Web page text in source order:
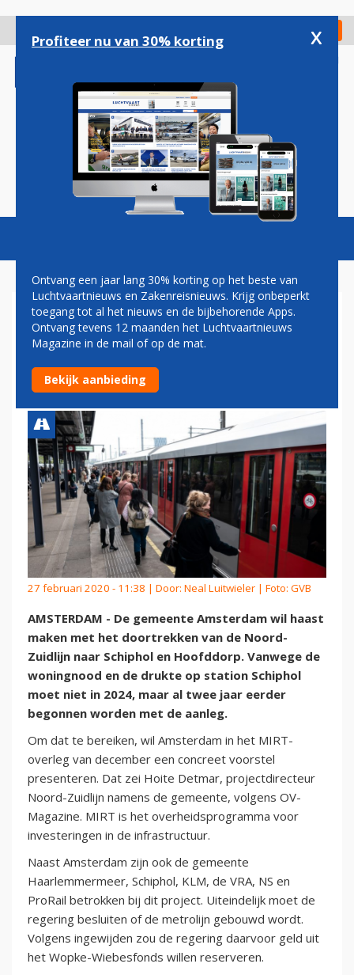
gaan
Check in
Magazine Podcasts Vacatures
AMSTERDAM WIL HAAST
MAKEN MET AANLEG
METROLIJN NAAR SCHIPHOL
27 februari 2020 - 11:38 | Door: Neal Luitwieler | Foto: GVB
AMSTERDAM - De gemeente Amsterdam wil haast
maken met het doortrekken van de Noord-
Zuidlijn naar Schiphol en Hoofddorp. Vanwege de
woningnood en de drukte op station Schiphol
moet niet in 2024, maar al twee jaar eerder
begonnen worden met de aanleg.
Om dat te bereiken, wil Amsterdam in het MIRT-
overleg van december een concreet voorstel
presenteren. Dat zei Hoite Detmar, projectdirecteur
Noord-Zuidlijn namens de gemeente, volgens OV-
Magazine. MIRT is het overheidsprogramma voor
investeringen in de infrastructuur.
Naast Amsterdam zijn ook de gemeente
Haarlemmermeer, Schiphol, KLM, de VRA, NS en
ProRail betrokken bij dit project. Uiteindelijk moet de
regering besluiten of de metrolijn gebouwd wordt.
Volgens ingewijden zou de regering daarvoor geld uit
het Wopke-Wiebesfonds willen reserveren.
Profiteer nu van 30% korting x
Ontvang een jaar lang 30% korting op het beste van
Luchtvaartnieuws en Zakenreisnieuws. Krijg onbeperkt
toegang tot al het nieuws en de bijbehorende Apps.
Ontvang tevens 12 maanden het Luchtvaartnieuws
Magazine in de mail of op de mat.
Bekijk aanbieding